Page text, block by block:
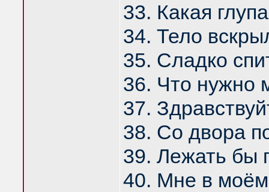
33. Какая
34. Тело
35. Сладко
36. Что нужно
37.
38. Со двора
39. Лежать бы
40. Мне в моём